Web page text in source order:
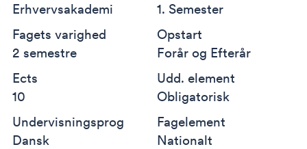
Erhvervsakademi
1. Semester
Fagets varighed
2 semestre
Opstart
Forår og Efterår
Ects
10
Udd. element
Obligatorisk
Undervisningsprog
Dansk
Fagelement
Nationalt